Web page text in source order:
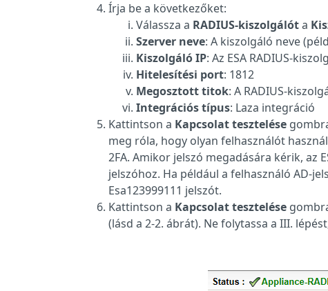
Írja be a következőket:
Válassza a RADIUS-kiszolgálóta
Szerver neve: A kiszolgáló neve
Kiszolgáló IP: Az ESA RADIUS-
Hitelesítési port: 1812
Megosztott titok: A RADIUS-
Integrációs típus: Laza integráció
Kattintson a Kapcsolat tesztelése
meg róla, hogy olyan felhasználót
2FA. Amikor jelszó megadására kérik, az
jelszóhoz. Ha például a felhasználó AD-
Esa123999111 jelszót.
Kattintson a Kapcsolat tesztelése
(lásd a 2-2. ábrát). Ne folytassa a III.